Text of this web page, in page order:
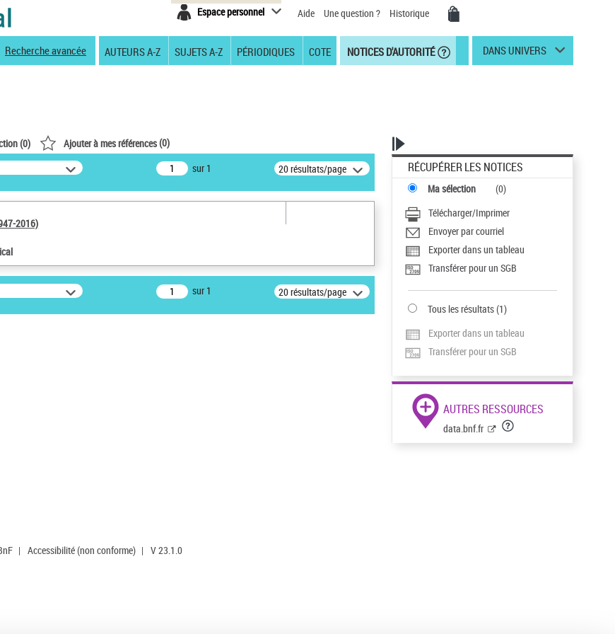
Espace personnel Aide Une question ? Historique
Recherche avancée AUTEURS A-Z SUJETS A-Z PÉRIODIQUES COTE NOTICES D'AUTORITÉ DANS UNIVERS
(0) Ajouter à mes références(0)
sur 1 20 résultats/page
2016)
sur 1 20 résultats/page
RÉCUPÉRER LES NOTICES
Ma sélection (0)
Télécharger/Imprimer
Envoyer par courriel
Exporter dans un tableau
Transférer pour un SGB
Tous les résultats(1)
Exporter dans un tableau
Transférer pour un SGB
AUTRES RESSOURCES
data.bnf.fr
| Accessibilité (non conforme) | V 23.1.0